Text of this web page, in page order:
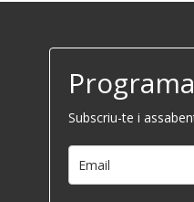
Subscriu-te i